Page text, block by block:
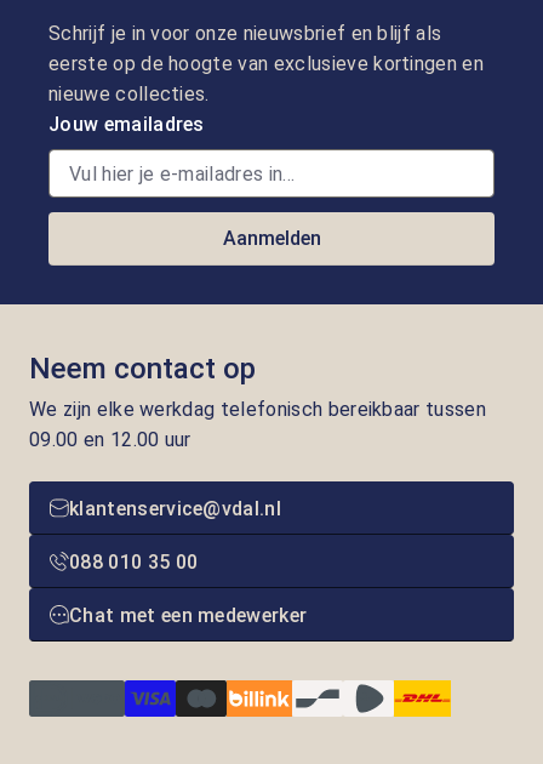
Schrijf je in voor onze nieuwsbrief en blijf als
eerste op de hoogte van exclusieve kortingen en
nieuwe collecties.
Jouw emailadres
Aanmelden
Neem contact op
We zijn elke werkdag telefonisch bereikbaar tussen
09.00 en 12.00 uur
klantenservice@vdal.nl
088 010 35 00
Chat met een medewerker